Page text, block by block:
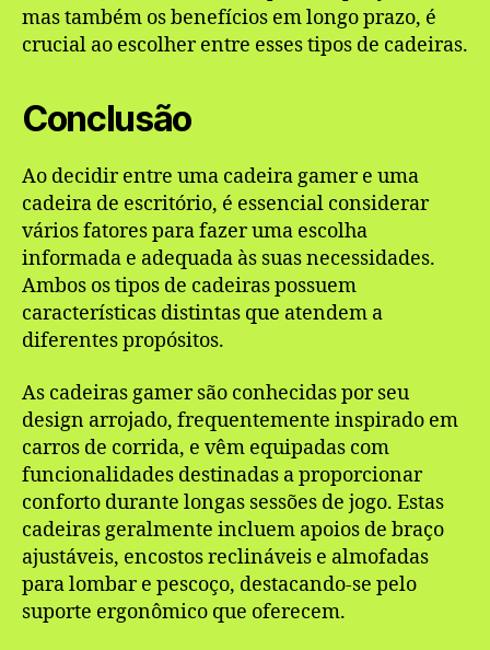
mas também os benefícios em longo prazo, é
crucial ao escolher entre esses tipos de cadeiras.
Conclusão
Ao decidir entre uma cadeira gamer e uma
cadeira de escritório, é essencial considerar
vários fatores para fazer uma escolha
informada e adequada às suas necessidades.
Ambos os tipos de cadeiras possuem
características distintas que atendem a
diferentes propósitos.
As cadeiras gamer são conhecidas por seu
design arrojado, frequentemente inspirado em
carros de corrida, e vêm equipadas com
funcionalidades destinadas a proporcionar
conforto durante longas sessões de jogo. Estas
cadeiras geralmente incluem apoios de braço
ajustáveis, encostos reclináveis e almofadas
para lombar e pescoço, destacando-se pelo
suporte ergonômico que oferecem.